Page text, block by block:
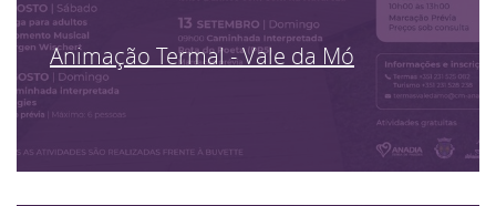
Animação Termal - Vale da Mó